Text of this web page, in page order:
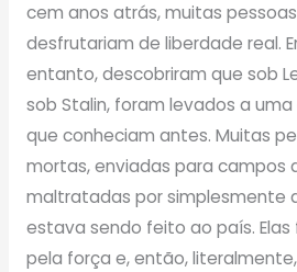
cem anos atrás, muitas
desfrutariam de liberdade real.
entanto, descobriram que sob
sob Stalin, foram levados a
que conheciam antes. Muitas
mortas, enviadas para campos
maltratadas por simplesmente
estava sendo feito ao país. Elas
pela força e, então,